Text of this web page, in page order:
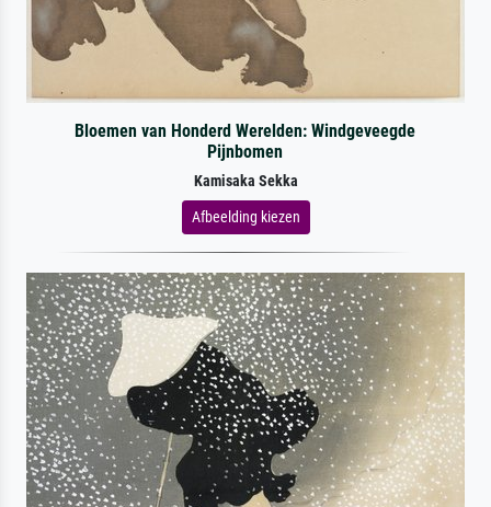
Bloemen van Honderd Werelden: Windgeveegde
Pijnbomen
Kamisaka Sekka
Afbeelding kiezen